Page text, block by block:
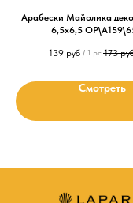
Арабески Майолика
6,5х6,5
139 руб / 1 pc 173
Смотреть